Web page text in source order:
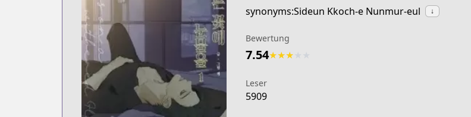
synonyms:Sideun Kkoch-e Nunmur-eul ↓
Bewertung
7.54★★★
Leser
5909